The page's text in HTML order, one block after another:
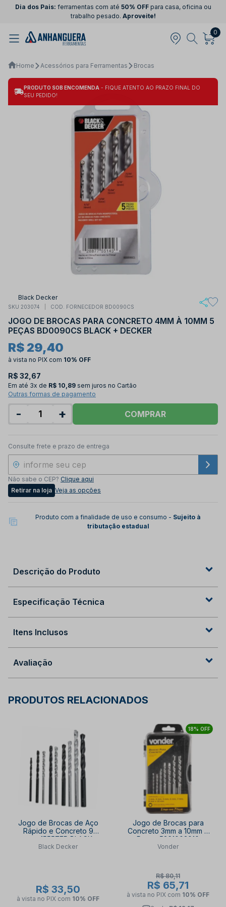
Dia dos Pais: ferramentas com até 50% OFFpara casa, oficina ou
trabalho pesado. Aproveite!
0
Home Acessórios para Ferramentas Brocas
PRODUTO SOB ENCOMENDA - FIQUE ATENTO AO PRAZO FINAL DO
SEU PEDIDO!
Black Decker
SKU 203074 COD. FORNECEDOR BD0090CS
JOGO DE BROCAS PARA CONCRETO 4MM À 10MM 5
PEÇAS BD0090CS BLACK + DECKER
R$ 29,40
à vista no PIX com 10% OFF
R$ 32,67
Em até 3x de R$ 10,89 sem juros no Cartão
Outras formas de pagamento
- + COMPRAR
Consulte frete e prazo de entrega
Não sabe o CEP? Clique aqui
Retirar na loja Veja as opções
Produto com a finalidade de uso e consumo - Sujeito à
tributação estadual
Descrição do Produto
Especificação Técnica
Itens Inclusos
Avaliação
PRODUTOS RELACIONADOS
Jogo de Brocas de Aço
Rápido e Concreto 9
peças 15557EP BLACK +
DECKER
Black Decker
R$ 33,50
à vista no PIX com 10% OFF
18% OFF
Jogo de Brocas para
Concreto 3mm a 10mm 7
Peças 5361003010
VONDER
Vonder
R$ 80,11
R$ 65,71
à vista no PIX com 10% OFF